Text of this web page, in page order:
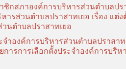
ชิกสภาองค์การบริหารส่วนตำบลป
ารส่วนตำบลปราสาทเยอ เรื่อง แต่
นตำบลปราสาทเยอ
จำองค์การบริหารส่วนตำบลปราส
ารการเลือกตั้งประจำองค์การบริ